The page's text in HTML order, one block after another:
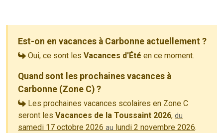
Est-on en vacances à Carbonne actuellement ?
Oui, ce sont les Vacances d'Été en ce moment.
Quand sont les prochaines vacances à
Carbonne (Zone C) ?
Les prochaines vacances scolaires en Zone C
seront les Vacances de la Toussaint 2026, du
samedi 17 octobre 2026 au lundi 2 novembre 2026.